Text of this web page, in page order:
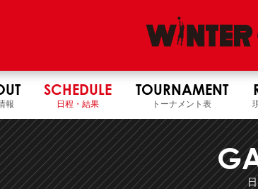
報
SCHEDULE
日程・結果
TOURNAMENT
トーナメント表